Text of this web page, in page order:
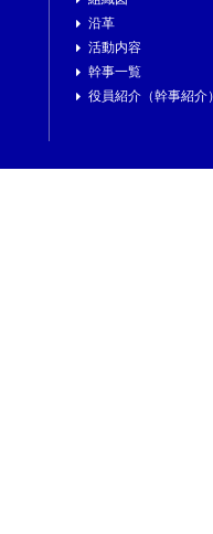
沿革
活動内容
幹事一覧
役員紹介（幹事紹介